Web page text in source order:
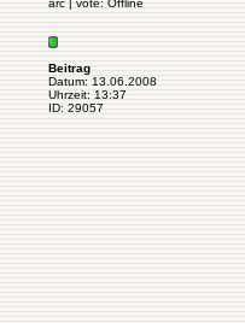
arc | vote: Offline
Beitrag
Datum: 13.06.2008
Uhrzeit: 13:37
ID: 29057